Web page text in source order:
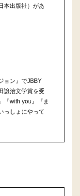
本出版社）があ
ョン』でJBBY
譲治文学賞を受
『with you』『ま
っしょにやって